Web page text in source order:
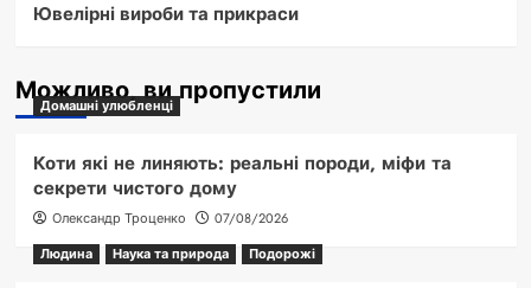
Ювелірні вироби та прикраси
Можливо, ви пропустили
Домашні улюбленці
Коти які не линяють: реальні породи, міфи та
секрети чистого дому
Олександр Троценко
07/08/2026
Людина
Наука та природа Подорожі